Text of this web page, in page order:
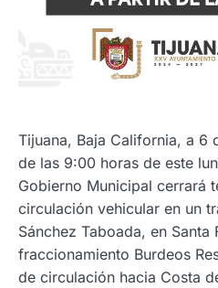
Tijuana, Baja California, a 6
de las 9:00 horas de este
Gobierno Municipal cerrará
circulación vehicular en un
Sánchez Taboada, en Santa
fraccionamiento Burdeos
de circulación hacia Costa